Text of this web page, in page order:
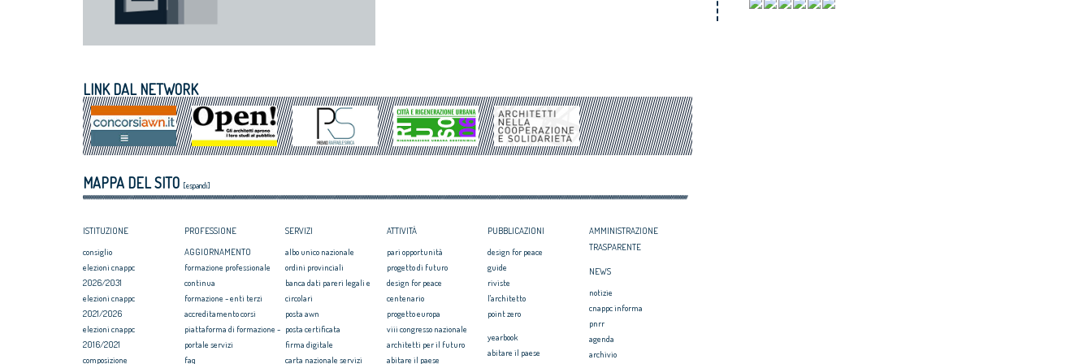
LINK DAL NETWORK
MAPPA DEL SITO [espandi]
ISTITUZIONE
consiglio
elezioni cnappc
2026/2031
elezioni cnappc
2021/2026
elezioni cnappc
2016/2021
composizione
PROFESSIONE
AGGIORNAMENTO
formazione professionale
continua
formazione - enti terzi
accreditamento corsi
piattaforma di formazione -
portale servizi
faq
SERVIZI
albo unico nazionale
ordini provinciali
banca dati pareri legali e
circolari
posta awn
posta certificata
firma digitale
carta nazionale servizi
ATTIVITÀ
pari opportunità
progetto di futuro
design for peace
centenario
progetto europa
viii congresso nazionale
architetti per il futuro
abitare il paese
PUBBLICAZIONI
design for peace
guide
riviste
l'architetto
point zero
yearbook
abitare il paese
AMMINISTRAZIONE
TRASPARENTE
NEWS
notizie
cnappc informa
pnrr
agenda
archivio